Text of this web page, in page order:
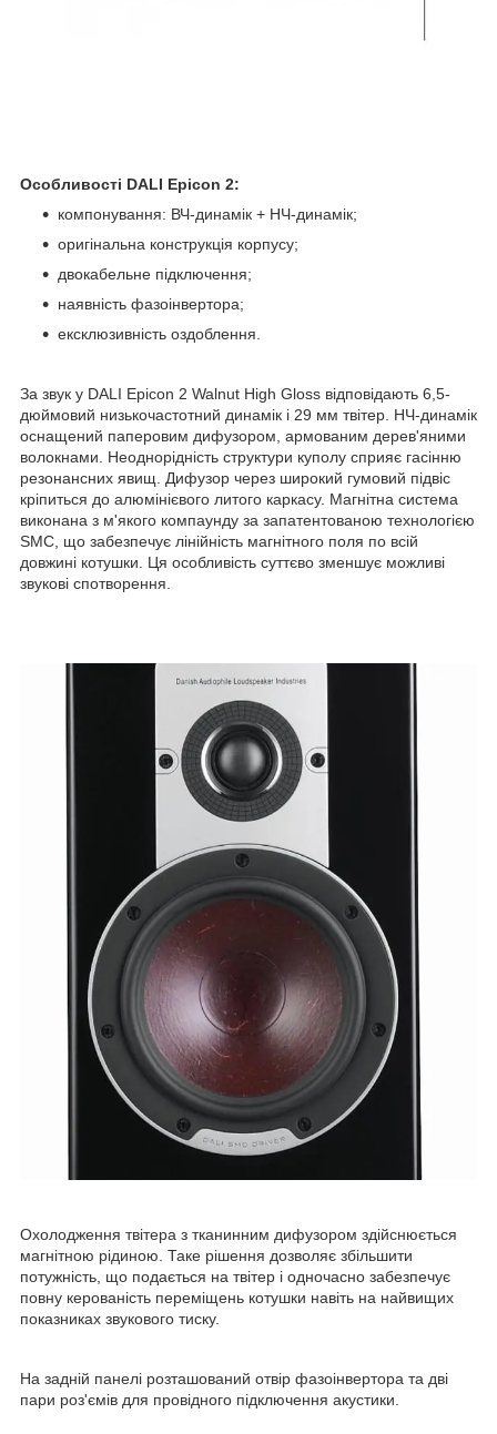
Особливості DALI Epicon 2:
компонування: ВЧ-динамік + НЧ-динамік;
оригінальна конструкція корпусу;
двокабельне підключення;
наявність фазоінвертора;
ексклюзивність оздоблення.
За звук у DALI Epicon 2 Walnut High Gloss відповідають 6,5-
дюймовий низькочастотний динамік і 29 мм твітер. НЧ-динамік
оснащений паперовим дифузором, армованим дерев'яними
волокнами. Неоднорідність структури куполу сприяє гасінню
резонансних явищ. Дифузор через широкий гумовий підвіс
кріпиться до алюмінієвого литого каркасу. Магнітна система
виконана з м'якого компаунду за запатентованою технологією
SMC, що забезпечує лінійність магнітного поля по всій
довжині котушки. Ця особливість суттєво зменшує можливі
звукові спотворення.
Охолодження твітера з тканинним дифузором здійснюється
магнітною рідиною. Таке рішення дозволяє збільшити
потужність, що подається на твітер і одночасно забезпечує
повну керованість переміщень котушки навіть на найвищих
показниках звукового тиску.
На задній панелі розташований отвір фазоінвертора та дві
пари роз'ємів для провідного підключення акустики.